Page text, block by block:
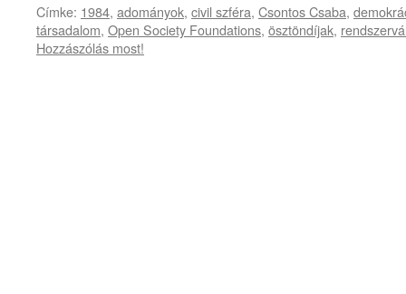
Címke: 1984, adományok, civil szféra, Csontos Csaba,
társadalom, Open Society Foundations, ösztöndíjak,
Hozzászólás most!